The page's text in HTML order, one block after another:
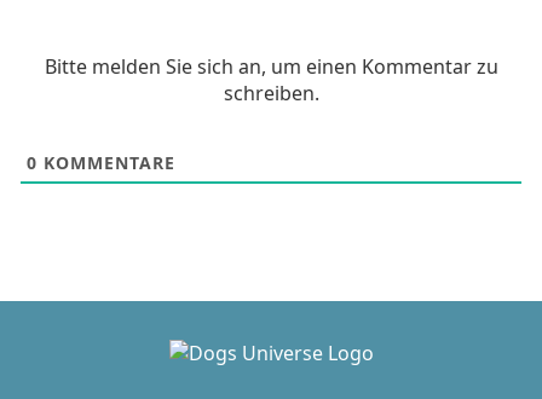
Bitte melden Sie sich an, um einen Kommentar zu
schreiben.
0 KOMMENTARE